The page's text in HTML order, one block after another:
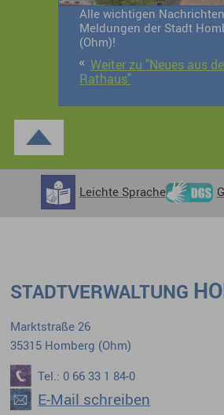
Alle wichtigen
Meldungen der Stadt
(Ohm)!
Weiter zu "Neues aus
Rathaus"
Leichte Sprache
STADTVERWALTUNG
Marktstraße 26
35315 Homberg (Ohm)
Tel.: 0 66 33 1 84-0
E-Mail schreiben